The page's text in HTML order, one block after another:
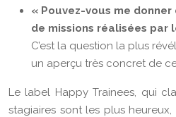
« Pouvez-vous me
de missions réalisées par
C’est la question la plus
un aperçu très concret de
Le label Happy Trainees, qui
stagiaires sont les plus